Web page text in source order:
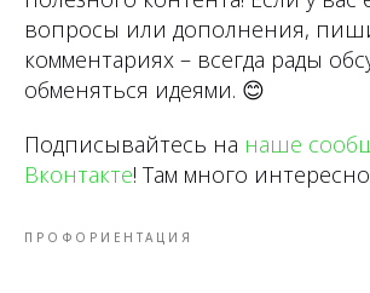
вопросы или дополнения,
комментариях – всегда рады
обменяться идеями. 😊
Подписывайтесь на наше
Вконтакте! Там много
ПРОФОРИЕНТАЦИЯ